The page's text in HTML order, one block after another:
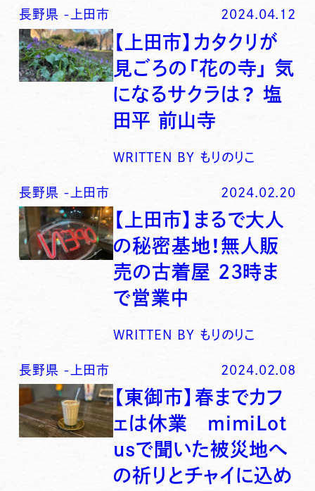
長野県 - 上田市 2024.04.12
【上田市】カタクリが
見ごろの「花の寺」 気
になるサクラは？ 塩
田平 前山寺
WRITTEN BY もりのりこ
長野県 - 上田市 2024.02.20
【上田市】まるで大人
の秘密基地！無人販
売の古着屋 23時ま
で営業中
WRITTEN BY もりのりこ
長野県 - 上田市 2024.02.08
【東御市】春までカフ
ェは休業 mimiLot
usで聞いた被災地へ
の祈りとチャイに込め